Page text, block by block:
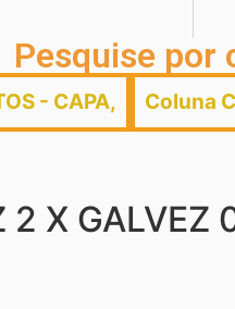
Pesquise por
- CAPA, Coluna
2 X GALVEZ